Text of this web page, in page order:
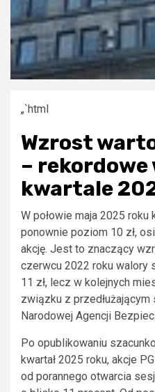
„`html
Wzrost
– rekordowe
kwartale
W połowie maja 2025 roku
ponownie poziom 10 zł,
akcję. Jest to znaczący
czerwcu 2022 roku walory
11 zł, lecz w kolejnych
związku z przedłużającym
Narodowej Agencji
Po opublikowaniu
kwartał 2025 roku, akcje
od porannego otwarcia